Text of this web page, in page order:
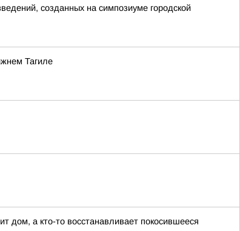
созданных на симпозиуме городской
Тагиле
дом, а кто-то восстанавливает покосившееся